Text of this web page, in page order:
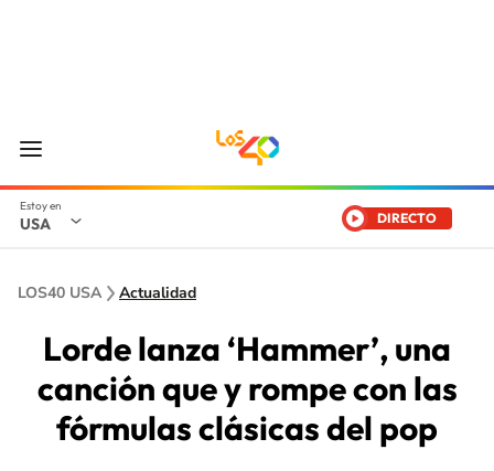
USA DIRECTO
LOS40 USA Actualidad
Lorde lanza ‘Hammer’, una
canción que y rompe con las
fórmulas clásicas del pop